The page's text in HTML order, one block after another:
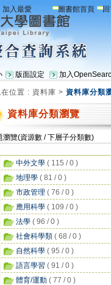
加入最愛 圖書館首頁
版面設定 加入
位置 : 資料庫 > 資料庫分類
資料庫分類瀏覽
瀏覽(資源數 / 下層子分類數)
中外文學( 115 / 0 )
地理學( 81 / 0 )
市政管理 ( 76 / 0 )
應用科學( 109 / 0 )
法學( 96 / 0 )
社會科學類( 68 / 0 )
自然科學( 95 / 0 )
語言學習 ( 91 / 0 )
體育/運動( 77 / 0 )